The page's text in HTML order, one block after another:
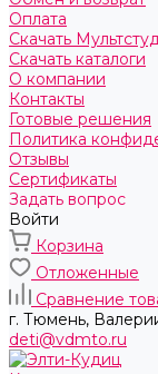
Оплата
Скачать
Скачать каталоги
О компании
Контакты
Готовые решения
Политика
Отзывы
Сертификаты
Задать вопрос
Войти
Корзина
Отложенные
Сравнение
г. Тюмень,
deti@vdmto.ru